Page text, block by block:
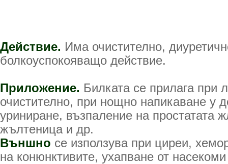
Действие. Има очистително,
болкоуспокояващо действие.
Приложение. Билката се прилага при
очистително, при нощно напикаване у
уриниране, възпаление на простатата
жълтеница и др.
Външно се използува при циреи,
на конюнктивите, ухапване от